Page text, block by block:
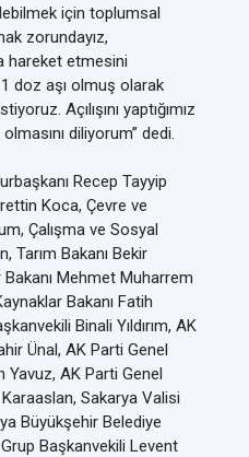
için toplumsal
zorundayız,
hareket etmesini
doz aşı olmuş olarak
Açılışını yaptığımız
diliyorum” dedi.
Recep Tayyip
Koca, Çevre ve
Çalışma ve Sosyal
Tarım Bakanı Bekir
Mehmet Muharrem
Bakanı Fatih
Binali Yıldırım, AK
Ünal, AK Parti Genel
Yavuz, AK Parti Genel
Karaaslan, Sakarya Valisi
Büyükşehir Belediye
Başkanvekili Levent